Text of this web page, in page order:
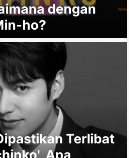
dengan
ho?
Terlibat